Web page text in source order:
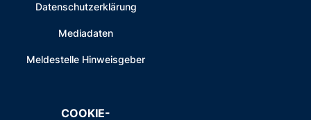
Datenschutzerklärung
Mediadaten
Meldestelle Hinweisgeber
COOKIE-